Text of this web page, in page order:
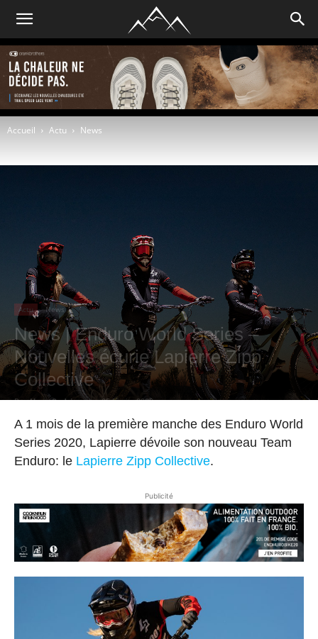
Accueil Actu News
Actu News
News | Enduro World Series –
Nouvelles écurie Lapierre Zipp
Collective
Par Hugo Rodriguez - 25 février 2020
A 1 mois de la première manche des Enduro World
Series 2020, Lapierre dévoile son nouveau Team
Enduro: le Lapierre Zipp Collective.
Publicité